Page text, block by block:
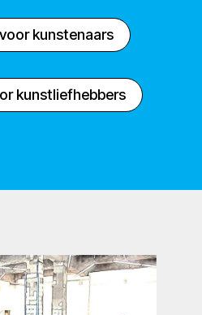
kunstenaars
kunstliefhebbers